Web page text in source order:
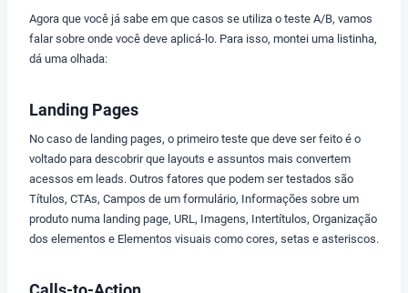
Agora que você já sabe em que casos se utiliza o teste A/B, vamos
falar sobre onde você deve aplicá-lo. Para isso, montei uma listinha,
dá uma olhada:
Landing Pages
No caso de landing pages, o primeiro teste que deve ser feito é o
voltado para descobrir que layouts e assuntos mais convertem
acessos em leads. Outros fatores que podem ser testados são
Títulos, CTAs, Campos de um formulário, Informações sobre um
produto numa landing page, URL, Imagens, Intertítulos, Organização
dos elementos e Elementos visuais como cores, setas e asteriscos.